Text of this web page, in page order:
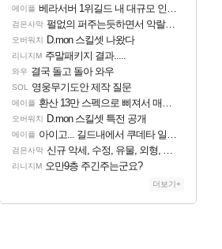
메이플 베라서버 1위길드 내 대규모 인원이탈종용 추정사건
검은사막 펄없의 퍼주는듯하면서 악랄한 BM 설계
오버워치 D.mon 스킬셋 나왔다
리니지M 주말패키지 결과.....
와우 결국 돌고 돌아 와우
SOL 영웅무기도안 제작 질문
메이플 환산 13만 스펙으로 삐져서 매주 수로 10만점 치고있으면 ㅋㅋ
오버워치 D.mon 스킬셋 특전 공개
메이플 아이고... 길드내에서 쿠데타 일어났네
검은사막 신규 악세, 수정, 유물, 외형, 물약 요약
리니지M 오만9층 주긴주는군요?
더보기+